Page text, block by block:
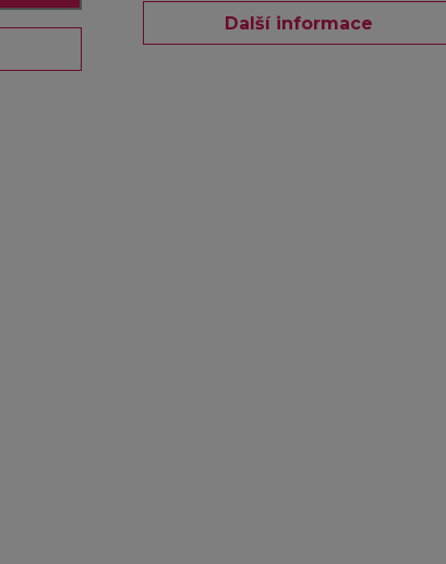
Další informace